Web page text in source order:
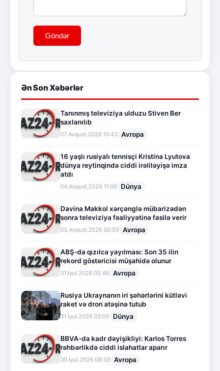
Göndər
Ən Son Xəbərlər
Tanınmış televiziya ulduzu Stiven Ber
saxlanılıb
07.Avqust.2026 10:43 Avropa
16 yaşlı rusiyalı tennisçi Kristina Lyutova
dünya reytinqində ciddi irəliləyişə imza
atdı
04.Avqust.2026 11:06 Dünya
Davina Makkol xərçənglə mübarizədən
sonra televiziya fəaliyyətinə fasilə verir
03.Avqust.2026 00:59 Avropa
ABŞ-da qızılca yayılması: Son 35 ilin
rekord göstəricisi müşahidə olunur
31.İyul.2026 05:46 Avropa
Rusiya Ukraynanın iri şəhərlərini kütləvi
raket və dron atəşinə tutub
31.İyul.2026 03:09 Dünya
BBVA-da kadr dəyişikliyi: Karlos Torres
rəhbərlikdə ciddi islahatlar aparır
30.İyul.2026 09:33 Avropa